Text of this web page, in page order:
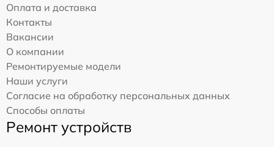
Оплата и доставка
Контакты
Вакансии
О компании
Ремонтируемые модели
Наши услуги
Согласие на обработку персональных данных
Способы оплаты
Ремонт устройств